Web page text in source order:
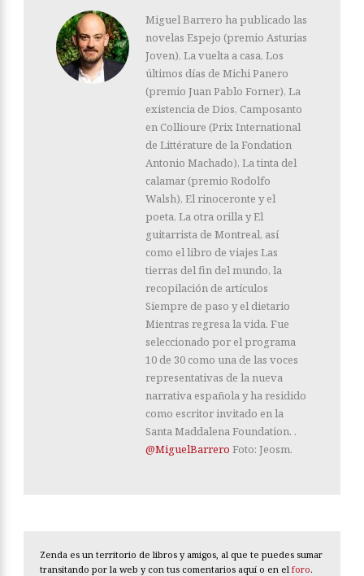
Miguel Barrero ha publicado las
novelas Espejo (premio Asturias
Joven), La vuelta a casa, Los
últimos días de Michi Panero
(premio Juan Pablo Forner), La
existencia de Dios, Camposanto
en Collioure (Prix International
de Littérature de la Fondation
Antonio Machado), La tinta del
calamar (premio Rodolfo
Walsh), El rinoceronte y el
poeta, La otra orilla y El
guitarrista de Montreal, así
como el libro de viajes Las
tierras del fin del mundo, la
recopilación de artículos
Siempre de paso y el dietario
Mientras regresa la vida. Fue
seleccionado por el programa
10 de 30 como una de las voces
representativas de la nueva
narrativa española y ha residido
como escritor invitado en la
Santa Maddalena Foundation. .
@MiguelBarrero Foto: Jeosm.
Zenda es un territorio de libros y amigos, al que te puedes sumar
transitando por la web y con tus comentarios aquí o en el foro.